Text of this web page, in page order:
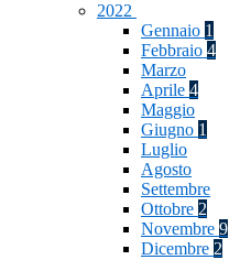
2022
Gennaio 1
Febbraio 4
Marzo
Aprile 4
Maggio
Giugno 1
Luglio
Agosto
Settembre
Ottobre 2
Novembre 9
Dicembre 2